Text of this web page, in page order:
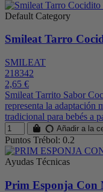
Default Category
Smileat Tarro
SMILEAT
218342
2,65 €
Smileat Tarrito Sabor
representa la adaptación
tradicional para bebés a
Añadir a la
Puntos Trébol: 0.2
Ayudas Técnicas
Prim Esponja Con